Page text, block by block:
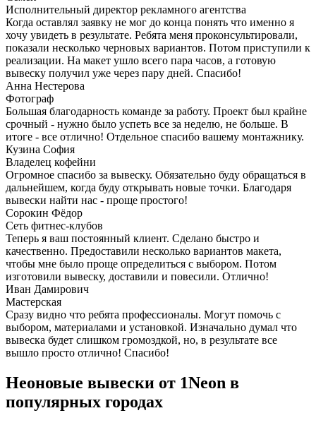
Исполнительный директор рекламного агентства
Когда оставлял заявку не мог до конца понять что именно я
хочу увидеть в результате. Ребята меня проконсультировали,
показали несколько черновых вариантов. Потом приступили к
реализации. На макет ушло всего пара часов, а готовую
вывеску получил уже через пару дней. Спасибо!
Анна Нестерова
Фотограф
Большая благодарность команде за работу. Проект был крайне
срочный - нужно было успеть все за неделю, не больше. В
итоге - все отлично! Отдельное спасибо вашему монтажнику.
Кузина София
Владелец кофейни
Огромное спасибо за вывеску. Обязательно буду обращаться в
дальнейшем, когда буду открывать новые точки. Благодаря
вывески найти нас - проще простого!
Сорокин Фёдор
Сеть фитнес-клубов
Теперь я ваш постоянный клиент. Сделано быстро и
качественно. Предоставили несколько вариантов макета,
чтобы мне было проще определиться с выбором. Потом
изготовили вывеску, доставили и повесили. Отлично!
Иван Дамирович
Мастерская
Сразу видно что ребята профессионалы. Могут помочь с
выбором, материалами и установкой. Изначально думал что
вывеска будет слишком громоздкой, но, в результате все
вышло просто отлично! Спасибо!
Неоновые вывески от 1Neon в
популярных городах